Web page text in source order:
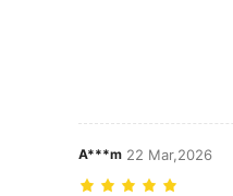
A***m 22 Mar,2026